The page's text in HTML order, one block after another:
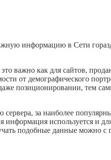
информацию в Сети
важно как для сайтов,
от демографического
позиционировании, тем
сервера, за наиболее
используется и
подобные данные можно с